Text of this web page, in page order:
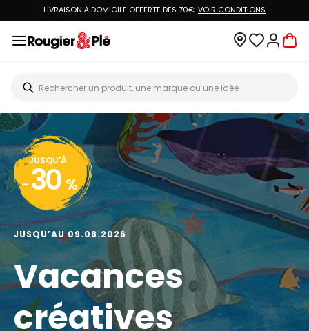
LIVRAISON À DOMICILE OFFERTE DÈS 70€.VOIR CONDITIONS
JUSQU'À
- 30 %
JUSQU’AU 09.08.2026
Vacances
créatives